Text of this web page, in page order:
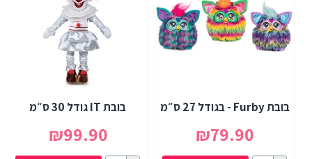
בובת Furby - בגודל 27 ס״מ
₪79.90
בובת IT גודל 30 ס״מ
₪99.90